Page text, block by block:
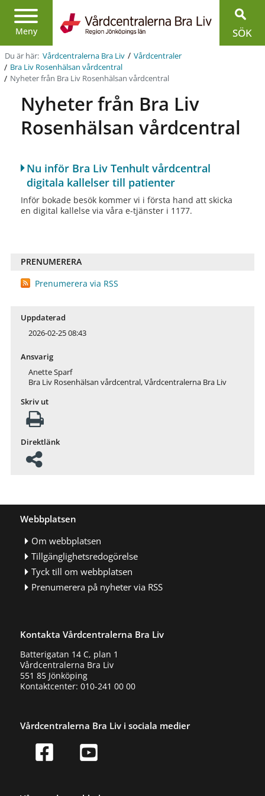
Meny
Region
Jönköpings
län
SÖK
Du är här: Vårdcentralerna Bra Liv / Vårdcentraler
/ Bra Liv Rosenhälsan vårdcentral
/ Nyheter från Bra Liv Rosenhälsan vårdcentral
Nyheter från Bra Liv
Rosenhälsan vårdcentral
Nu inför Bra Liv Tenhult vårdcentral
digitala kallelser till patienter
Inför bokade besök kommer vi i första hand att skicka
en digital kallelse via våra e-tjänster i 1177.
PRENUMERERA
Prenumerera via RSS
Uppdaterad
2026-02-25 08:43
Ansvarig
Anette Sparf
Bra Liv Rosenhälsan vårdcentral, Vårdcentralerna Bra Liv
Skriv ut
Direktlänk
Webbplatsen
Om webbplatsen
Tillgänglighetsredogörelse
Tyck till om webbplatsen
Prenumerera på nyheter via RSS
Kontakta Vårdcentralerna Bra Liv
Batterigatan 14 C, plan 1
Vårdcentralerna Bra Liv
551 85 Jönköping
Kontaktcenter: 010-241 00 00
Vårdcentralerna Bra Liv i sociala medier